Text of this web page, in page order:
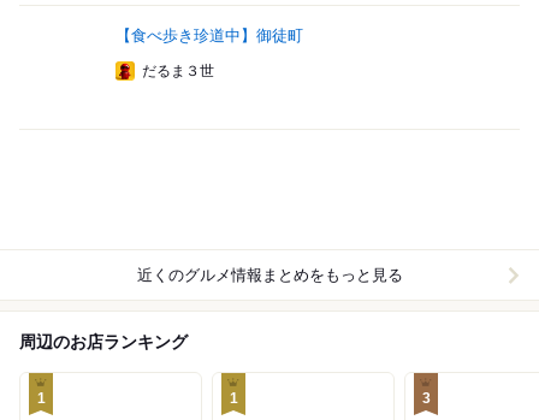
【食べ歩き珍道中】御徒町
だるま３世
近くのグルメ情報まとめをもっと見る
周辺のお店ランキング
1 1 3